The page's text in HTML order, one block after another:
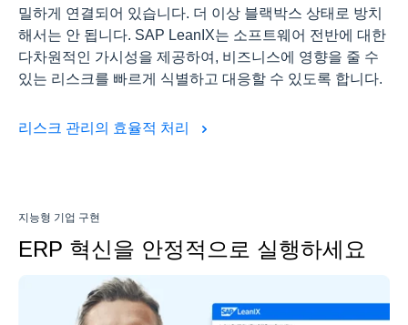
밀하게 연결되어 있습니다. 더 이상 블랙박스 상태로 방치
해서는 안 됩니다. SAP LeanIX는 소프트웨어 전반에 대한
다차원적인 가시성을 제공하여, 비즈니스에 영향을 줄 수
있는 리스크를 빠르게 식별하고 대응할 수 있도록 합니다.
리스크 관리의 효율적 처리
지능형 기업 구현
ERP 혁신을 안정적으로 실행하세요